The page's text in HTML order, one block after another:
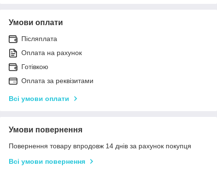
Умови оплати
Післяплата
Оплата на рахунок
Готівкою
Оплата за реквізитами
Всі умови оплати
Умови повернення
Повернення товару впродовж 14 днів за рахунок покупця
Всі умови повернення